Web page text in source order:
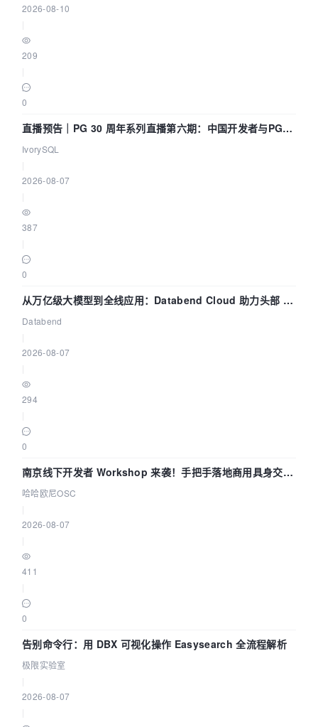
2026-08-10
209
0
直播预告｜PG 30 周年系列直播第六期：中国开发者与PG内
核——我们改得动吗？我们贡献了什么？
IvorySQL
2026-08-07
387
0
从万亿级大模型到全线应用：Databend Cloud 助力头部 AI
企业构建全链路 Trace 数据管道
Databend
2026-08-07
294
0
南京线下开发者 Workshop 来袭！手把手落地商用具身交互
智能 Agent 应用
哈哈欧尼OSC
2026-08-07
411
0
告别命令行：用 DBX 可视化操作 Easysearch 全流程解析
极限实验室
2026-08-07